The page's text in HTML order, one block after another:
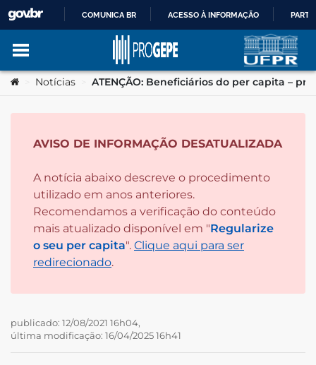
Ir para o conteúdo
IR
PARA
COMUNICA BR ACESSO À INFORMAÇÃO
portal
Você está aqui:
Notícias ATENÇÃO: Beneficiários do per capita –
AVISO DE INFORMAÇÃO DESATUALIZADA
A notícia abaixo descreve o procedimento
utilizado em anos anteriores.
Recomendamos a verificação do conteúdo
mais atualizado disponível em "Regularize
o seu per capita". Clique aqui para ser
redirecionado.
publicado: 12/08/2021 16h04,
última modificação: 16/04/2025 16h41